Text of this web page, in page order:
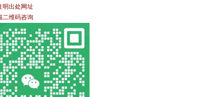
明出处网址
二维码咨询